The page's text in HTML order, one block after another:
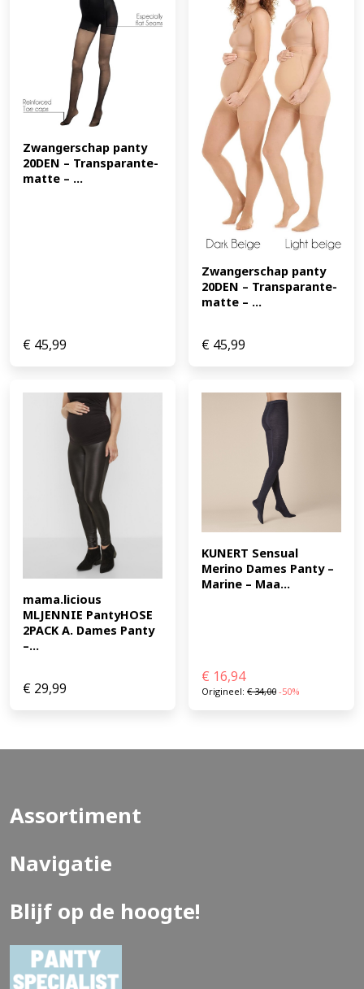
Zwangerschap panty
20DEN – Transparante-
matte – ...
€ 45,99
Zwangerschap panty
20DEN – Transparante-
matte – ...
€ 45,99
mama.licious
MLJENNIE PantyHOSE
2PACK A. Dames Panty
–...
€ 29,99
KUNERT Sensual
Merino Dames Panty –
Marine – Maa...
€ 16,94
Origineel: €34,00 -50%
Assortiment
Navigatie
Blijf op de hoogte!